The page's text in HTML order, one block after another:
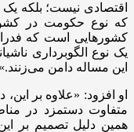
اقتصادی نیست؛ بلکه
که نوع حکومت در
کشورهایی است که
یک نوع الگوبرداری
این مساله دامن می‌زنند.»
او افزود: «علاوه بر
متفاوت دستمزد در
همین دلیل تصمیم بر